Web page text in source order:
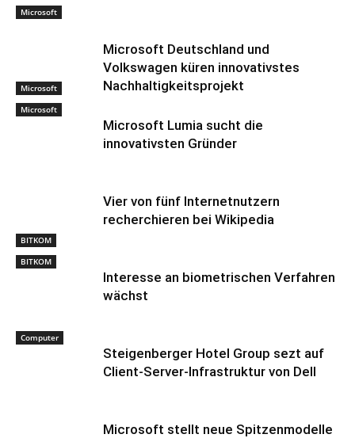
Microsoft
Microsoft
Microsoft Deutschland und
Volkswagen küren innovativstes
Nachhaltigkeitsprojekt
Microsoft
Microsoft Lumia sucht die
innovativsten Gründer
BITKOM
Vier von fünf Internetnutzern
recherchieren bei Wikipedia
BITKOM
Interesse an biometrischen Verfahren
wächst
Computer
Steigenberger Hotel Group sezt auf
Client-Server-Infrastruktur von Dell
Microsoft stellt neue Spitzenmodelle